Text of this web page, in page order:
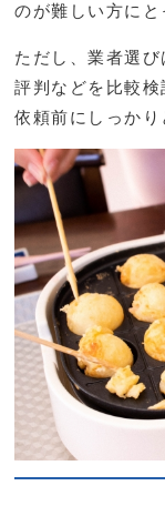
のが難しい方にと
ただし、業者選び
評判などを比較検
依頼前にしっかり